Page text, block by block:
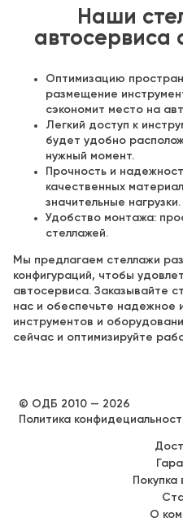
Наши
автосервиса
Оптимизацию
размещение
сэкономит место на
Легкий доступ к
будет удобно
нужный момент.
Прочность и
качественных
значительные нагрузки.
Удобство монтажа:
стеллажей.
Мы предлагаем стеллажи
конфигураций, чтобы
автосервиса. Заказывайте
нас и обеспечьте надежное
инструментов и
сейчас и оптимизируйте
© ОДБ 2010 — 2026
Политика
Покупка
О